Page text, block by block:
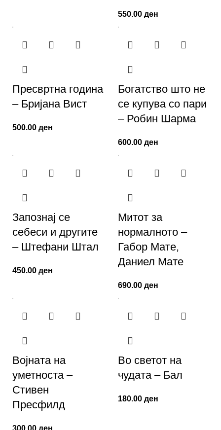
550.00 ден
Пресвртна година
– Бријана Вист
500.00 ден
Богатство што не
се купува со пари
– Робин Шарма
600.00 ден
Запознај се
себеси и другите
– Штефани Штал
450.00 ден
Митот за
нормалното –
Габор Мате,
Даниел Мате
690.00 ден
Војната на
уметноста –
Стивен
Пресфилд
Во светот на
чудата – Бал
180.00 ден